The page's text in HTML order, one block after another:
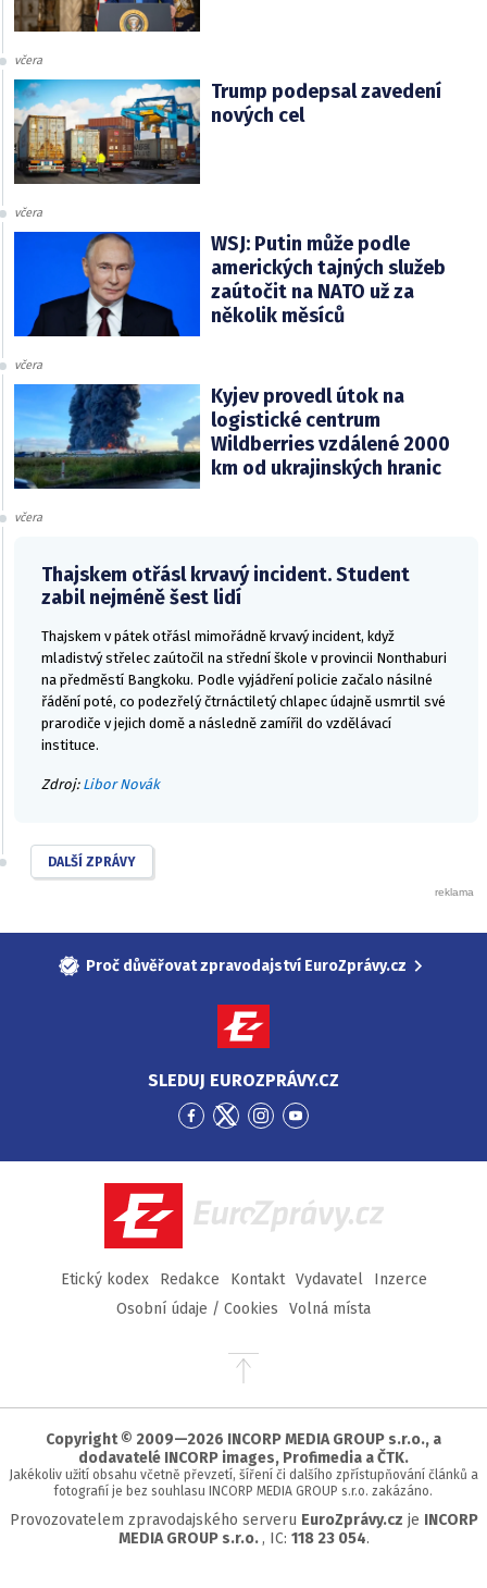
včera
Trump podepsal zavedení
nových cel
včera
WSJ: Putin může podle
amerických tajných služeb
zaútočit na NATO už za
několik měsíců
včera
Kyjev provedl útok na
logistické centrum
Wildberries vzdálené 2000
km od ukrajinských hranic
včera
Thajskem otřásl krvavý incident. Student
zabil nejméně šest lidí
Thajskem v pátek otřásl mimořádně krvavý incident, když
mladistvý střelec zaútočil na střední škole v provincii Nonthaburi
na předměstí Bangkoku. Podle vyjádření policie začalo násilné
řádění poté, co podezřelý čtrnáctiletý chlapec údajně usmrtil své
prarodiče v jejich domě a následně zamířil do vzdělávací
instituce.
Zdroj: Libor Novák
DALŠÍ ZPRÁVY
Proč důvěřovat zpravodajství EuroZprávy.cz
SLEDUJ EUROZPRÁVY.CZ
Přejít
Facebook
Přejít
Twitter
Přejít
Instagram
Přejít
YouTube
EuroZprávy.cz
Etický kodex Redakce Kontakt Vydavatel
Inzerce
Osobní údaje / Cookies
Volná místa
Přejít
stránky
Copyright © 2009—2026 INCORP MEDIA GROUP s.r.o., a
dodavatelé INCORP images, Profimedia a ČTK.
Jakékoliv užití obsahu včetně převzetí, šíření či dalšího zpřístupňování článků a
fotografií je bez souhlasu INCORP MEDIA GROUP s.r.o. zakázáno.
Provozovatelem zpravodajského serveru EuroZprávy.cz je INCORP
MEDIA GROUP s.r.o., IC: 118 23 054.